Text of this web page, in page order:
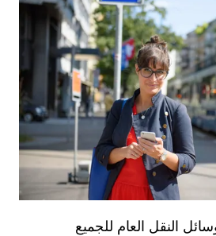
النقل العام للجميع